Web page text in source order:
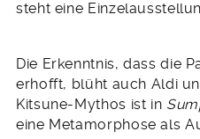
steht eine
Die Erkenntnis, dass die
erhofft, blüht auch Aldi
Kitsune-Mythos ist in
eine Metamorphose als